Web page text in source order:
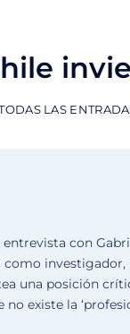
LAS
con
como
una posición
existe la